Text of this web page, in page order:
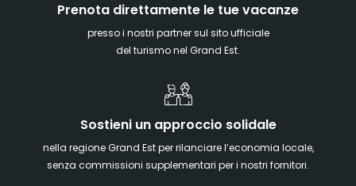
Prenota direttamente le tue vacanze
presso i nostri partner sul sito ufficiale
del turismo nel Grand Est.
Sostieni un approccio solidale
nella regione Grand Est per rilanciare l’economia locale,
senza commissioni supplementari per i nostri fornitori.